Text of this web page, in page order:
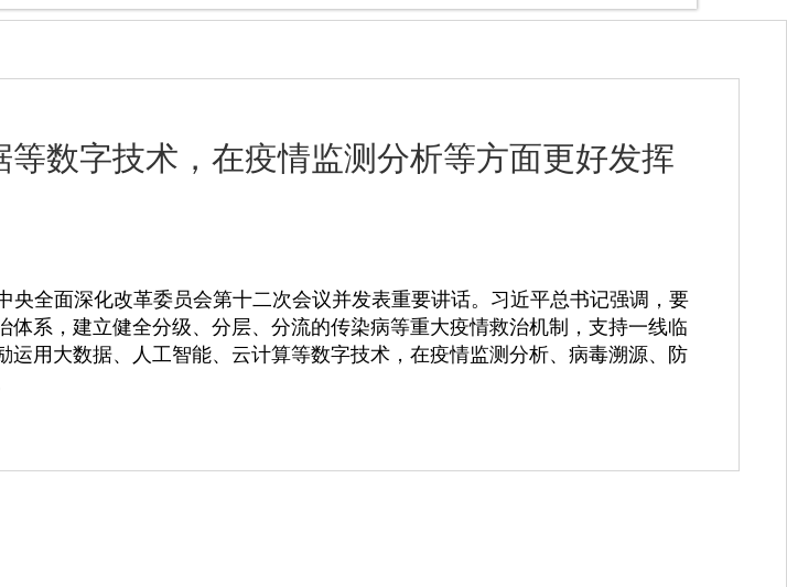
数字技术，在疫情监测分析等方面更好发挥
央全面深化改革委员会第十二次会议并发表重要讲话。习近平总书记强调，要
系，建立健全分级、分层、分流的传染病等重大疫情救治机制，支持一线临
运用大数据、人工智能、云计算等数字技术，在疫情监测分析、病毒溯源、防